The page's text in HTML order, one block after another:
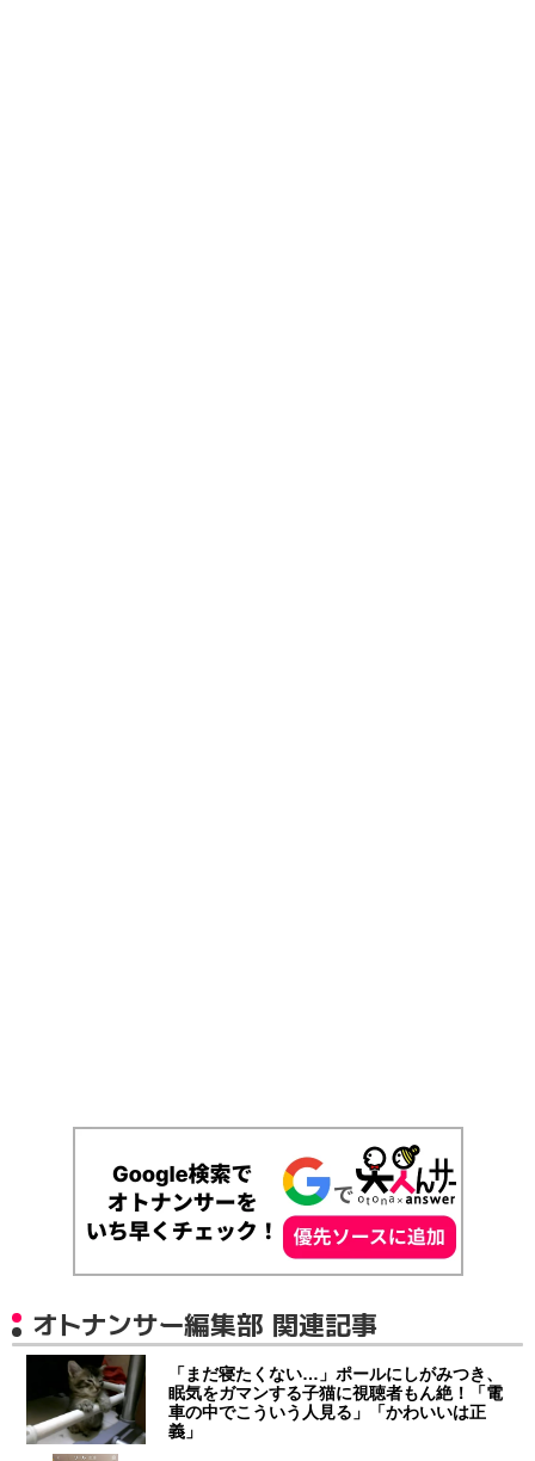
オトナンサー編集部 関連記事
「まだ寝たくない…」ポールにしがみつき、
眠気をガマンする子猫に視聴者もん絶！「電
車の中でこういう人見る」「かわいいは正
義」